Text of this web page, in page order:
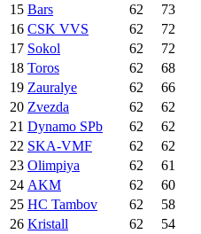
15 Bars 62
73
16 CSK VVS 62
72
17 Sokol 62
72
18 Toros 62
68
19 Zauralye 62
66
20 Zvezda 62
62
21 Dynamo SPb 62
62
22 SKA-VMF 62
62
23 Olimpiya 62
61
24 AKM 62
60
25 HC Tambov 62
58
26 Kristall 62
54